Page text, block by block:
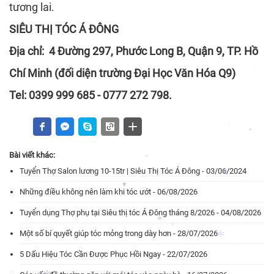
*
*
*
*
*
*
tương lai.
SIÊU THỊ TÓC Á ĐÔNG
Địa chỉ: 4 Đường 297, Phước Long B, Quận 9, TP. Hồ
Chí Minh (đối diện trường Đại Học Văn Hóa Q9)
Tel: 0399 999 685 - 0777 272 798.
Bài viết khác:
Tuyển Thợ Salon lương 10-15tr | Siêu Thị Tóc Á Đông - 03/06/2024
Những điều không nên làm khi tóc ướt - 06/08/2026
Tuyển dụng Thợ phụ tại Siêu thị tóc Á Đông tháng 8/2026 - 04/08/2026
Một số bí quyết giúp tóc mỏng trong dày hơn - 28/07/2026
5 Dấu Hiệu Tóc Cần Được Phục Hồi Ngay - 22/07/2026